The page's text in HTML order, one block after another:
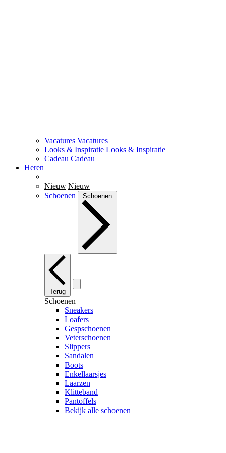
Vacatures Vacatures
Looks & Inspiratie Looks & Inspiratie
Cadeau Cadeau
Heren
Nieuw Nieuw
Schoenen
Schoenen
Terug
Schoenen
Sneakers
Loafers
Gespschoenen
Veterschoenen
Slippers
Sandalen
Boots
Enkellaarsjes
Laarzen
Klitteband
Pantoffels
Bekijk alle schoenen